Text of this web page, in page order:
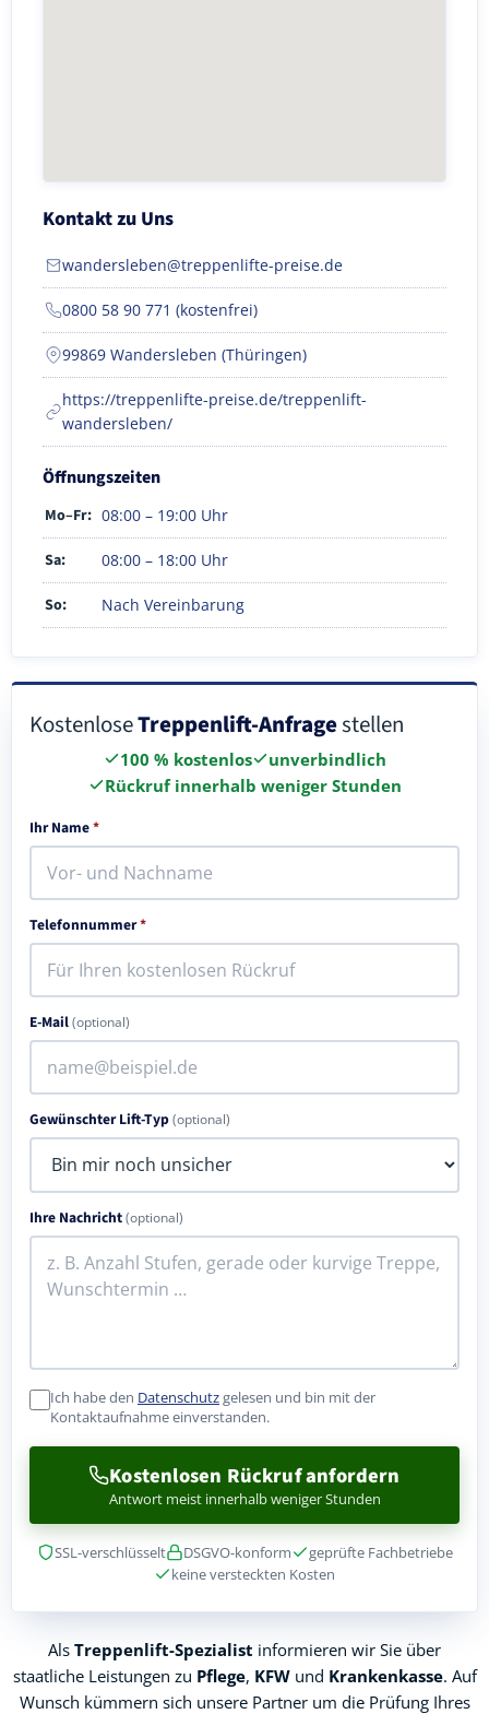
Kontakt zu Uns
wandersleben@treppenlifte-preise.de
0800 58 90 771 (kostenfrei)
99869 Wandersleben (Thüringen)
https://treppenlifte-preise.de/treppenlift-
wandersleben/
Öffnungszeiten
Mo–Fr: 08:00 – 19:00 Uhr
Sa: 08:00 – 18:00 Uhr
So: Nach Vereinbarung
KostenloseTreppenlift-Anfragestellen
100 % kostenlos
unverbindlich
Rückruf innerhalb weniger Stunden
Ihr Name*
Telefonnummer*
E-Mail(optional)
Gewünschter Lift-Typ(optional)
Ihre Nachricht(optional)
Ich habe den Datenschutzgelesen und bin mit der
Kontaktaufnahme einverstanden.
Kostenlosen Rückruf anfordern
Antwort meist innerhalb weniger Stunden
SSL-verschlüsselt DSGVO-konform
geprüfte Fachbetriebe
keine versteckten Kosten
Als Treppenlift-Spezialist informieren wir Sie über
staatliche Leistungen zu Pflege, KFWund Krankenkasse. Auf
Wunsch kümmern sich unsere Partner um die Prüfung Ihres